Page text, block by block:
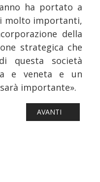
ha portato a
molto importanti,
della
strategica che
questa società
e veneta e un
importante».
DAL 9 ALL’11
ARTICOLO
AVANTI